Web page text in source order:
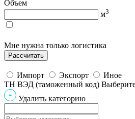
Объем
м3
Мне нужна только логистика
Импорт Экспорт
Иное
ТН ВЭД (таможенный код)
Удалить категорию